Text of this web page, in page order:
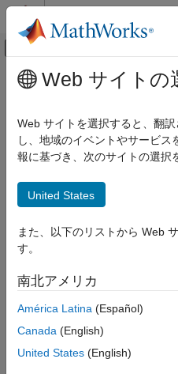
コンテンツへスキップ
オフキャンバス
ドキュメンテーションのホーム
コード検証
Polyspace Bug Finder
Polyspace Bug Finder の結果
MISRA C:2023 命令およびルール
項目一覧
説明
例
チェック情報
メインコンテンツ
MISRA C:2023
Line-splicing shall not be
R2024a 以降
説明
根拠
ライン スプライシングは
生します。ライン スプライ
に使用されます。
コメントの一部になります。
Web サイトの
Web サイトを選択すると、翻
し、地域のイベントやサービ
報に基づき、次のサイトの選択
United States
また、以下のリストから Web
す。
南北アメリカ
América Latina (Español)
Canada (English)
United States (English)